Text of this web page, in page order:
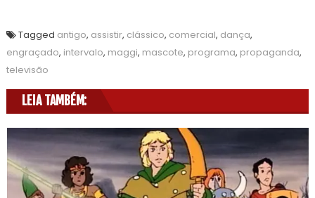
Tagged antigo, assistir, clássico, comercial, dança,
engraçado, intervalo, maggi, mascote, programa, propaganda,
televisão
LEIA TAMBÉM: